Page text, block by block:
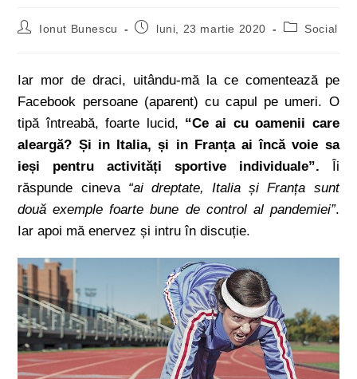
Ionut Bunescu luni, 23 martie 2020 Social
Iar mor de draci, uitându-mă la ce comentează pe
Facebook persoane (aparent) cu capul pe umeri. O
tipă întreabă, foarte lucid, “Ce ai cu oamenii care
aleargă? Și in Italia, și in Franța ai încă voie sa
ieși pentru activități sportive individuale”. Îi
răspunde cineva“ai dreptate, Italia și Franța sunt
două exemple foarte bune de control al pandemiei”.
Iar apoi mă enervez și intru în discuție.